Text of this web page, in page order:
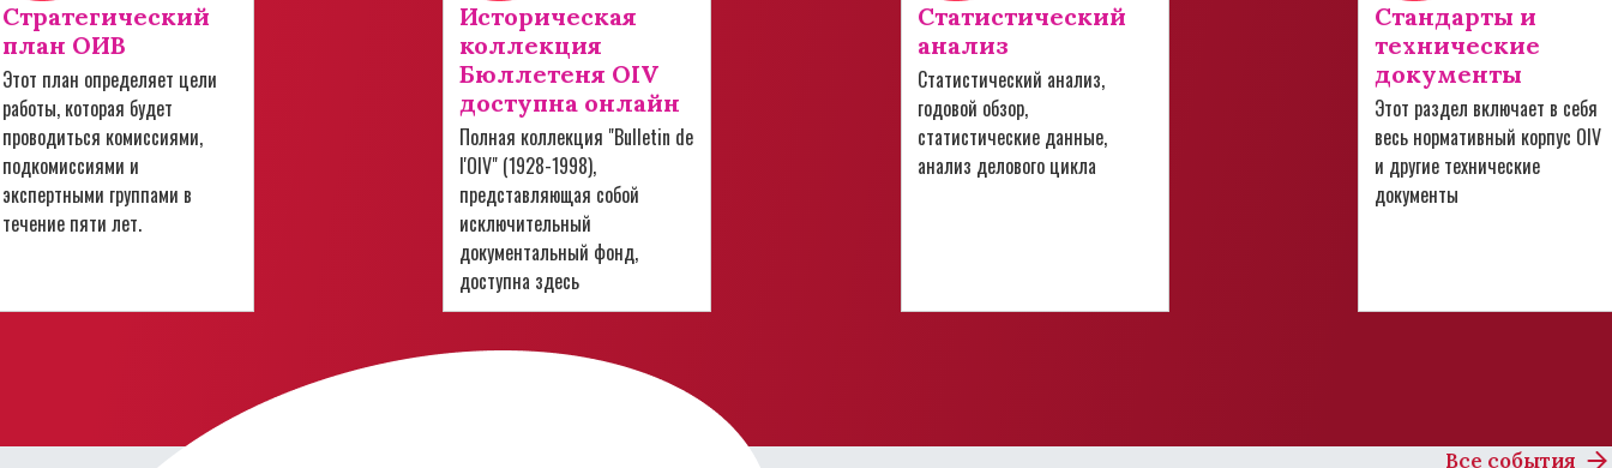
Стратегический
план ОИВ
Этот план определяет цели
работы, которая будет
проводиться комиссиями,
подкомиссиями и
экспертными группами в
течение пяти лет.
Историческая
коллекция
Бюллетеня OIV
доступна онлайн
Полная коллекция "Bulletin de
l'OIV" (1928-1998),
представляющая собой
исключительный
документальный фонд,
доступна здесь
Статистический
анализ
Статистический анализ,
годовой обзор,
статистические данные,
анализ делового цикла
Стандарты и
технические
документы
Этот раздел включает в себя
весь нормативный корпус OIV
и другие технические
документы
Все события